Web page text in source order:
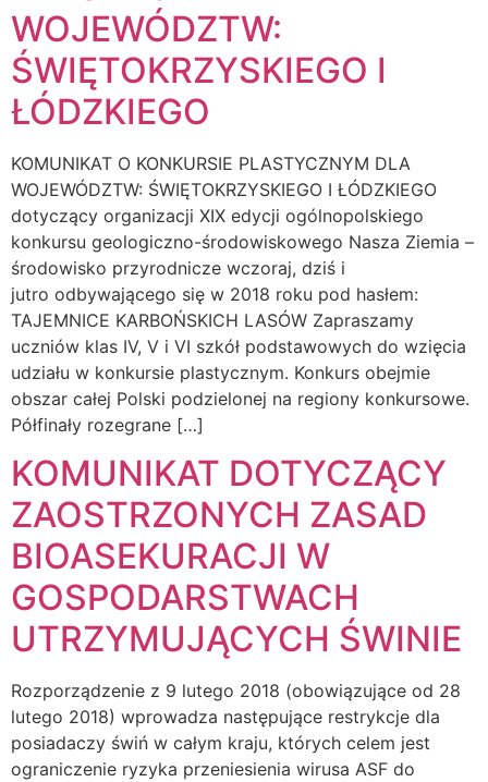
WOJEWÓDZTW:
ŚWIĘTOKRZYSKIEGO I
ŁÓDZKIEGO
KOMUNIKAT O KONKURSIE PLASTYCZNYM DLA
WOJEWÓDZTW: ŚWIĘTOKRZYSKIEGO I ŁÓDZKIEGO
dotyczący organizacji XIX edycji ogólnopolskiego
konkursu geologiczno-środowiskowego Nasza Ziemia –
środowisko przyrodnicze wczoraj, dziś i
jutro odbywającego się w 2018 roku pod hasłem:
TAJEMNICE KARBOŃSKICH LASÓW Zapraszamy
uczniów klas IV, V i VI szkół podstawowych do wzięcia
udziału w konkursie plastycznym. Konkurs obejmie
obszar całej Polski podzielonej na regiony konkursowe.
Półfinały rozegrane […]
KOMUNIKAT DOTYCZĄCY
ZAOSTRZONYCH ZASAD
BIOASEKURACJI W
GOSPODARSTWACH
UTRZYMUJĄCYCH ŚWINIE
Rozporządzenie z 9 lutego 2018 (obowiązujące od 28
lutego 2018) wprowadza następujące restrykcje dla
posiadaczy świń w całym kraju, których celem jest
ograniczenie ryzyka przeniesienia wirusa ASF do